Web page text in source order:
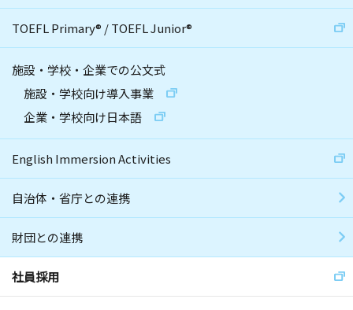
TOEFL Primary® /TOEFL Junior®
施設・学校・企業での公文式
施設・学校向け導入事業
企業・学校向け日本語
English Immersion Activities
自治体・省庁との連携
財団との連携
社員採用